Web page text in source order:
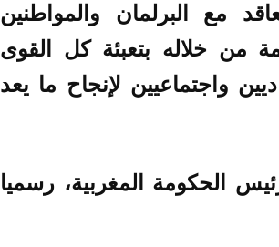
مع البرلمان والمواطنين
من خلاله بتعبئة كل القوى
واجتماعيين لإنجاح ما يعد
الحكومة المغربية، رسميا